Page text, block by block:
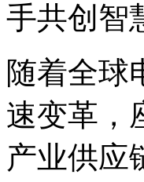
手共创智
随着全球
速变革，
产业供应